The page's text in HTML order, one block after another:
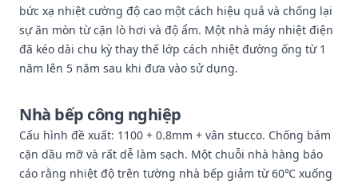
bức xạ nhiệt cường độ cao một cách hiệu quả và chống lại
sự ăn mòn từ cặn lò hơi và độ ẩm. Một nhà máy nhiệt điện
đã kéo dài chu kỳ thay thế lớp cách nhiệt đường ống từ 1
năm lên 5 năm sau khi đưa vào sử dụng.
Nhà bếp công nghiệp
Cấu hình đề xuất: 1100 + 0.8mm + vân stucco. Chống bám
cặn dầu mỡ và rất dễ làm sạch. Một chuỗi nhà hàng báo
cáo rằng nhiệt độ trên tường nhà bếp giảm từ 60℃ xuống